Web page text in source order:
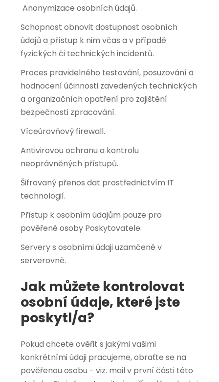
Anonymizace osobních údajů.
Schopnost obnovit dostupnost osobních
údajů a přístup k nim včas a v případě
fyzických či technických incidentů.
Proces pravidelného testování, posuzování a
hodnocení účinnosti zavedených technických
a organizačních opatření pro zajištění
bezpečnosti zpracování.
Víceúrovňový firewall.
Antivirovou ochranu a kontrolu
neoprávněných přístupů.
Šifrovaný přenos dat prostřednictvím IT
technologií.
Přístup k osobním údajům pouze pro
pověřené osoby Poskytovatele.
Servery s osobními údaji uzamčené v
serverovně.
Jak můžete kontrolovat
osobní údaje, které jste
poskytl/a?
Pokud chcete ověřit s jakými vašimi
konkrétními údaji pracujeme, obraťte se na
pověřenou osobu - viz. mail v první části této